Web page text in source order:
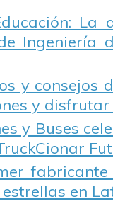
La
Ingeniería
y consejos
y disfrutar
y Buses
en